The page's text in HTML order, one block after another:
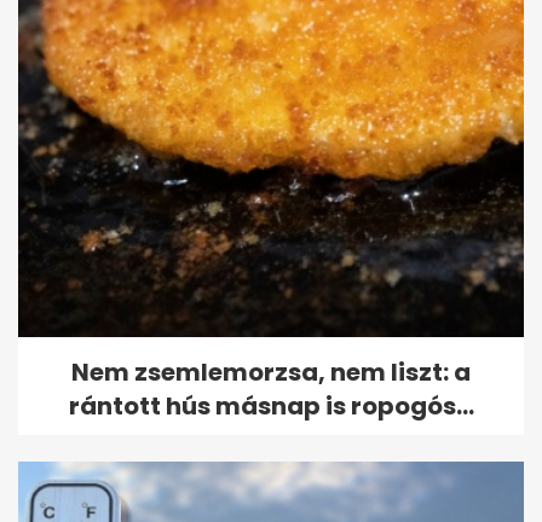
Nem zsemlemorzsa, nem liszt: a
rántott hús másnap is ropogós...